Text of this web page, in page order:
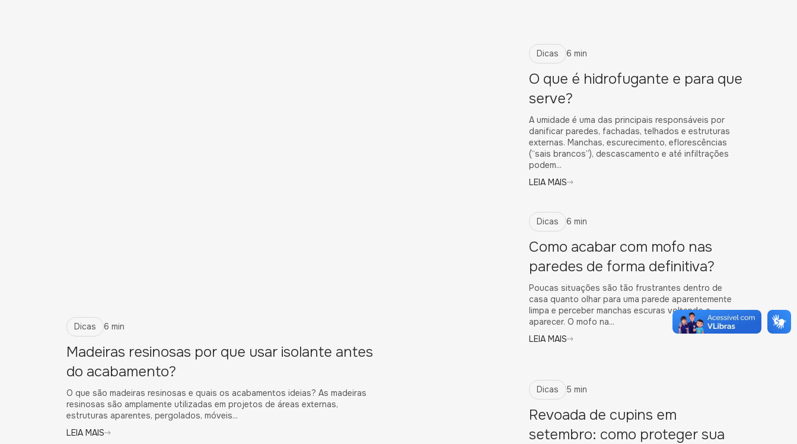
Dicas 6 min
Madeiras resinosas por que usar isolante antes
do acabamento?
O que são madeiras resinosas e quais os acabamentos ideias? As madeiras
resinosas são amplamente utilizadas em projetos de áreas externas,
estruturas aparentes, pergolados, móveis...
LEIA MAIS
Dicas 6 min
O que é hidrofugante e para que
serve?
A umidade é uma das principais responsáveis por
danificar paredes, fachadas, telhados e estruturas
externas. Manchas, escurecimento, eflorescências
(“sais brancos”), descascamento e até infiltrações
podem...
LEIA MAIS
Dicas 6 min
Como acabar com mofo nas
paredes de forma definitiva?
Poucas situações são tão frustrantes dentro de
casa quanto olhar para uma parede aparentemente
limpa e perceber manchas escuras voltando a
aparecer. O mofo na...
LEIA MAIS
Dicas 5 min
Revoada de cupins em
setembro: como proteger sua